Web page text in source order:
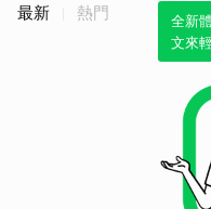
全新
文來
最新 熱門